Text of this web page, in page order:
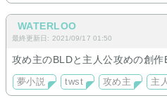
WATERLOO
最終更新日: 2021/09/17 01:50
攻め主のBLDと主人公攻めの創作
夢小説 twst 攻め主 主